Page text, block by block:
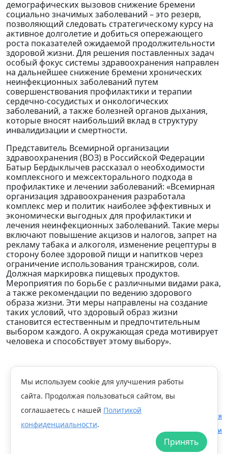
демографических вызовов снижение бремени
социально значимых заболеваний – это резерв,
позволяющий следовать стратегическому курсу на
активное долголетие и добиться опережающего
роста показателей ожидаемой продолжительности
здоровой жизни. Для решения поставленных задач
особый фокус системы здравоохранения направлен
на дальнейшее снижение бремени хронических
неинфекционных заболеваний путем
совершенствования профилактики и терапии
сердечно-сосудистых и онкологических
заболеваний, а также болезней органов дыхания,
которые вносят наибольший вклад в структуру
инвалидизации и смертности.
Представитель Всемирной организации
здравоохранения (ВОЗ) в Российской Федерации
Батыр Бердыклычев рассказал о необходимости
комплексного и межсекторального подхода в
профилактике и лечении заболеваний: «Всемирная
организация здравоохранения разработала
комплекс мер и политик наиболее эффективных и
экономически выгодных для профилактики и
лечения неинфекционных заболеваний. Такие меры
включают повышение акцизов и налогов, запрет на
рекламу табака и алкоголя, изменение рецептуры в
сторону более здоровой пищи и напитков через
ограничение использования трансжиров, соли.
Должная маркировка пищевых продуктов.
Мероприятия по борьбе с различными видами рака,
а также рекомендации по ведению здорового
образа жизни. Эти меры направлены на создание
таких условий, что здоровый образ жизни
становится естественным и предпочтительным
выбором каждого. А окружающая среда мотивирует
человека и способствует этому выбору».
Мы используем cookie для улучшения работы
сайта. Продолжая пользоваться сайтом, вы
соглашаетесь с нашей Политикой
конфиденциальности.
Принять
Главная Публикации Новости
Форум Здоровое общество Россконгресс 4-5 марта 2025 г. Москва
Telegram
Правовая информация
Политика конфиденциальности